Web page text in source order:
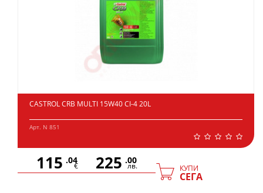
CASTROL CRB MULTI 15W40 CI-4 20L
Арт. N 851
115 .04
€ 225 .00
лв. КУПИ
СЕГА